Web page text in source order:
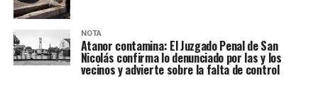
NOTA
Atanor contamina: El Juzgado Penal de San
Nicolás confirma lo denunciado por las y los
vecinos y advierte sobre la falta de control